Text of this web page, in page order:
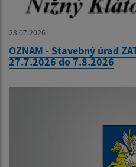
23.07.2026
OZNAM - Stavebný úrad
27.7.2026 do 7.8.2026